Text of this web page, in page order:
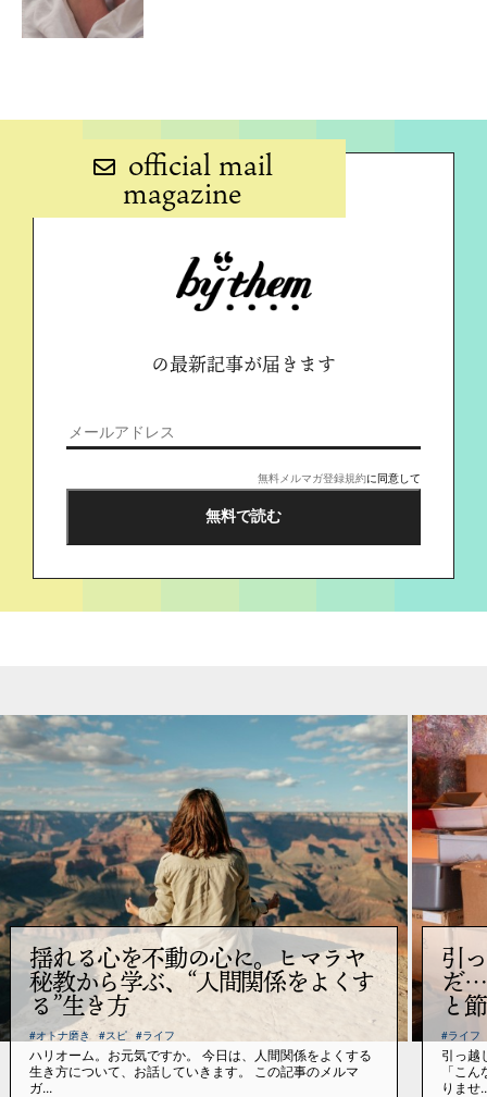
official mail
magazine
の最新記事が届きます
無料メルマガ登録規約に同意して
揺れる心を不動の心に。ヒマラヤ
秘教から学ぶ、“人間関係をよくす
る”生き方
#オトナ磨き #スピ #ライフ
ハリオーム。お元気ですか。 今日は、人間関係をよくする
生き方について、お話していきます。 この記事のメルマ
ガ...
引
だ…
と
#ライフ
引っ越
「こ
りませ